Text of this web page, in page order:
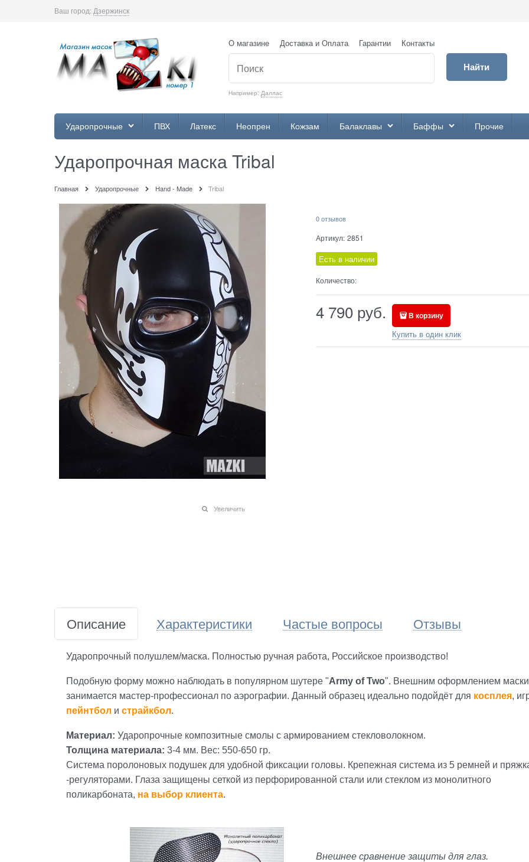
Ваш город: Дзержинск
О магазине Доставка и Оплата Гарантии Контакты
Например: Даллас
Найти
Ударопрочные ПВХ Латекс Неопрен Кожзам Балаклавы Баффы Прочие
Ударопрочная маска Tribal
Главная Ударопрочные Hand - Made Tribal
Увеличить
0 отзывов
Артикул: 2851
Есть в наличии
Количество:
4 790 руб. В корзину
Купить в один клик
Описание Характеристики Частые вопросы Отзывы
Ударопрочный полушлем/маска. Полностью ручная работа, Российское производство!
Подобную форму можно наблюдать в популярном шутере "Army of Two". Внешним оформлением маски
занимается мастер-профессионал по аэрографии. Данный образец идеально подойдёт для косплея,
пейнтбол и страйкбол.
Материал: Ударопрочные композитные смолы с армированием стекловолокном.
Толщина материала: 3-4 мм. Вес: 550-650 гр.
Система поролоновых подушек для удобной фиксации головы. Крепежная система из 5 ремней и
-регуляторами. Глаза защищены сеткой из перфорированной стали или стеклом из монолитного
поликарбоната, на выбор клиента.
Внешнее сравнение защиты для глаз.